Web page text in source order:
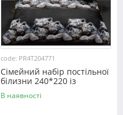
code: PR4T204771
Сімейний набір постільної
білизни 240*220 із
полікотону №204771
Черешенька™
В наявності